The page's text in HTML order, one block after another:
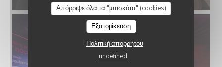
Απόρριψε όλα τα "μπισκότα" (cookies)
Εξατομίκευση
Πολιτική απορρήτου
undefined